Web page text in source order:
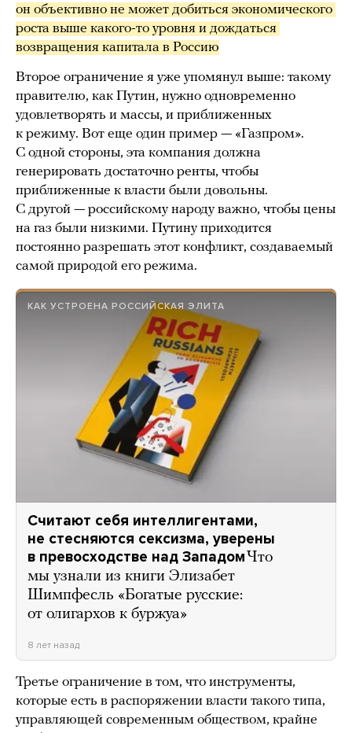
он объективно не может добиться экономического
роста выше какого-то уровня и дождаться
возвращения капитала в Россию
Второе ограничение я уже упомянул выше: такому
правителю, как Путин, нужно одновременно
удовлетворять и массы, и приближенных
к режиму. Вот еще один пример — «Газпром».
С одной стороны, эта компания должна
генерировать достаточно ренты, чтобы
приближенные к власти были довольны.
С другой — российскому народу важно, чтобы цены
на газ были низкими. Путину приходится
постоянно разрешать этот конфликт, создаваемый
самой природой его режима.
КАК УСТРОЕНА РОССИЙСКАЯ ЭЛИТА
Считают себя интеллигентами,
не стесняются сексизма, уверены
в превосходстве над Западом Что
мы узнали из книги Элизабет
Шимпфесль «Богатые русские:
от олигархов к буржуа»
8 лет назад
Третье ограничение в том, что инструменты,
которые есть в распоряжении власти такого типа,
управляющей современным обществом, крайне